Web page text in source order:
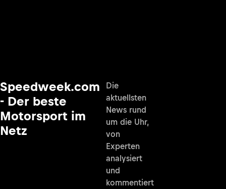
Speedweek.com
- Der beste
Motorsport im
Netz
Die
aktuellsten
News rund
um die Uhr,
von
Experten
analysiert
und
kommentiert